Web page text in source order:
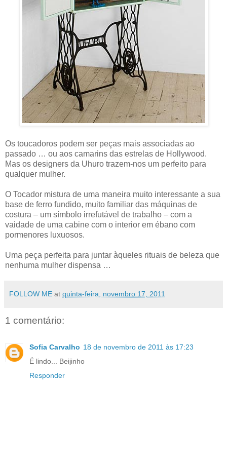
Os toucadoros podem ser peças mais associadas ao
passado … ou aos camarins das estrelas de Hollywood.
Mas os designers da Uhuro trazem-nos um perfeito para
qualquer mulher.
O Tocador mistura de uma maneira muito interessante a sua
base de ferro fundido, muito familiar das máquinas de
costura – um símbolo irrefutável de trabalho – com a
vaidade de uma cabine com o interior em ébano com
pormenores luxuosos.
Uma peça perfeita para juntar àqueles rituais de beleza que
nenhuma mulher dispensa …
FOLLOW ME at quinta-feira, novembro 17, 2011
1 comentário:
Sofia Carvalho 18 de novembro de 2011 às 17:23
É lindo... Beijinho
Responder